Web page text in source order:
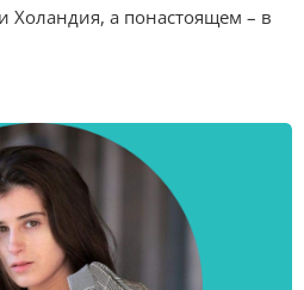
Холандия, а понастоящем – в